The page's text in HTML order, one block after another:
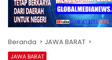
Beranda JAWA BARAT
JAWA BARAT